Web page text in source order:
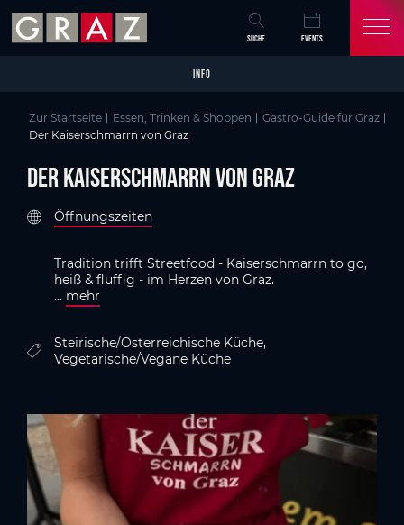
Skip to main content
Skip to table of contents
Skip to main navigation
SUCHE EVENTS
INFO
Zur Startseite Essen, Trinken & Shoppen
Gastro-Guide für Graz
Der Kaiserschmarrn von Graz
Der Kaiserschmarrn von Graz
Öffnungszeiten
Tradition trifft Streetfood - Kaiserschmarrn to go,
heiß & fluffig - im Herzen von Graz.
... mehr
Steirische/Österreichische Küche,
Vegetarische/Vegane Küche